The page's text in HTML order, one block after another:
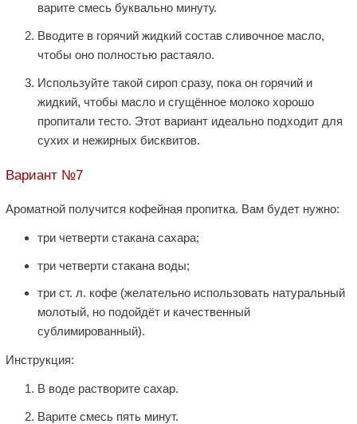
варите смесь буквально минуту.
Вводите в горячий жидкий состав сливочное масло,
чтобы оно полностью растаяло.
Используйте такой сироп сразу, пока он горячий и
жидкий, чтобы масло и сгущённое молоко хорошо
пропитали тесто. Этот вариант идеально подходит для
сухих и нежирных бисквитов.
Вариант №7
Ароматной получится кофейная пропитка. Вам будет нужно:
три четверти стакана сахара;
три четверти стакана воды;
три ст. л. кофе (желательно использовать натуральный
молотый, но подойдёт и качественный
сублимированный).
Инструкция:
В воде растворите сахар.
Варите смесь пять минут.